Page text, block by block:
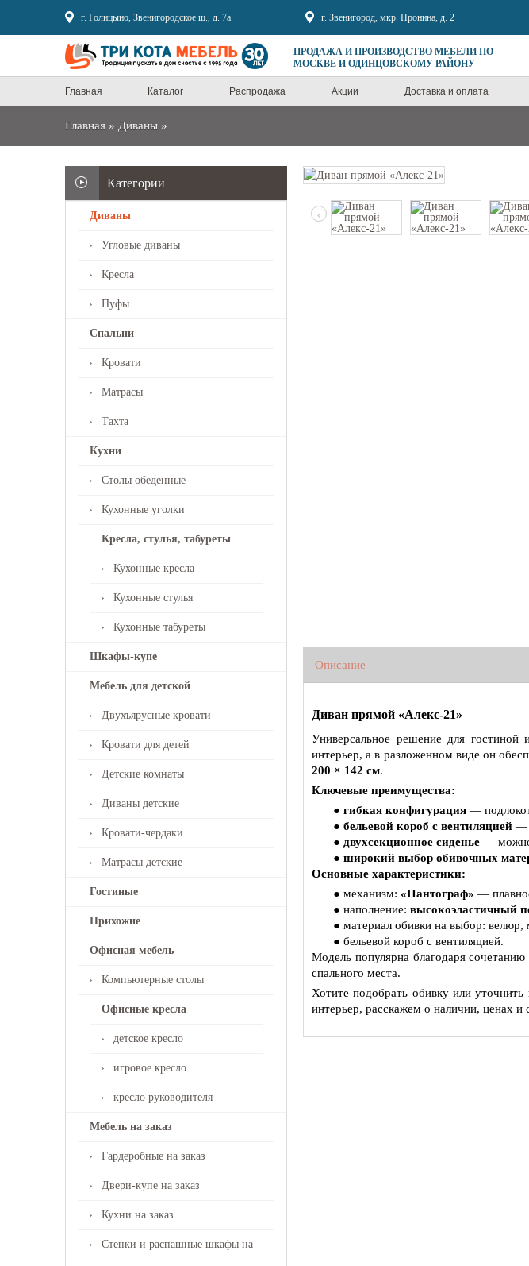
г. Голицыно, Звенигородское ш., д. 7а г. Звенигород, мкр. Пронина, д. 2
ПРОДАЖА И ПРОИЗВОДСТВО МЕБЕЛИ ПО
МОСКВЕ И ОДИНЦОВСКОМУ РАЙОНУ
Главная Каталог Распродажа Акции Доставка и оплата
Главная » Диваны »
Категории
Диваны
Угловые диваны
Кресла
Пуфы
Спальни
Кровати
Матрасы
Тахта
Кухни
Столы обеденные
Кухонные уголки
Кресла, стулья, табуреты
Кухонные кресла
Кухонные стулья
Кухонные табуреты
Шкафы-купе
Мебель для детской
Двухъярусные кровати
Кровати для детей
Детские комнаты
Диваны детские
Кровати-чердаки
Матрасы детские
Гостиные
Прихожие
Офисная мебель
Компьютерные столы
Офисные кресла
детское кресло
игровое кресло
кресло руководителя
Мебель на заказ
Гардеробные на заказ
Двери-купе на заказ
Кухни на заказ
Стенки и распашные шкафы на
‹
Описание
Диван прямой «Алекс‑21»
Универсальное решение для гостиной
интерьер, а в разложенном виде он
200 × 142 см.
Ключевые преимущества:
● гибкая конфигурация—
● бельевой короб с вентиляцией—
● двухсекционное сиденье— можно
● широкий выбор обивочных
Основные характеристики:
● механизм: «Пантограф» —
● наполнение: высокоэластичный
● материал обивки на выбор:
● бельевой короб с вентиляцией.
Модель популярна благодаря
спального места.
Хотите подобрать обивку или
интерьер, расскажем о наличии, ценах и